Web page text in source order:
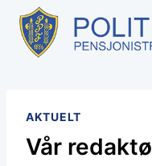
Skip
content
AKTUELT
Vår